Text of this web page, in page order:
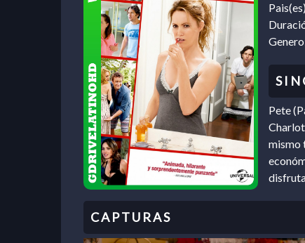
Pete
mismo